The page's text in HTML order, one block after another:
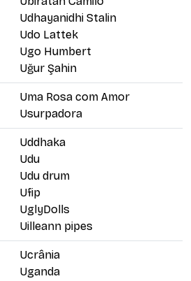
Udhayanidhi Stalin
Udo Lattek
Ugo Humbert
Uğur Şahin
Uma Rosa com Amor
Usurpadora
Uddhaka
Udu
Udu drum
Ufip
UglyDolls
Uilleann pipes
Ucrânia
Uganda